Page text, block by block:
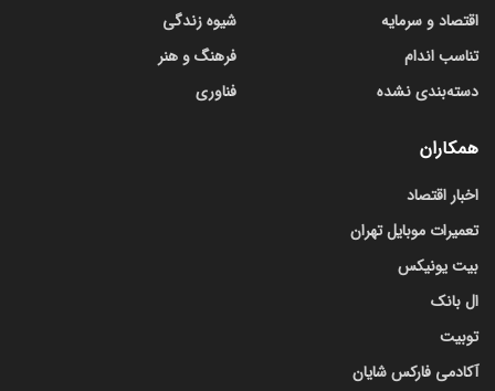
اقتصاد و سرمایه
تناسب اندام
دسته‌بندی نشده
شیوه زندگی
فرهنگ و هنر
فناوری
همکاران
اخبار اقتصاد
تعمیرات موبایل تهران
بیت یونیکس
ال بانک
توبیت
آکادمی فارکس شایان